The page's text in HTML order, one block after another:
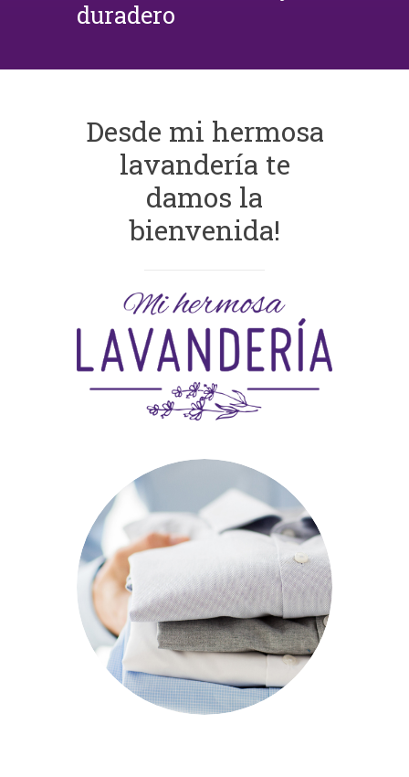
duradero
Desde mi hermosa
lavandería te
damos la
bienvenida!